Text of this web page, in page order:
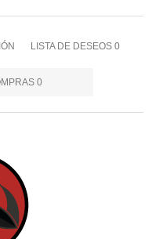
LISTA DE DESEOS 0
0